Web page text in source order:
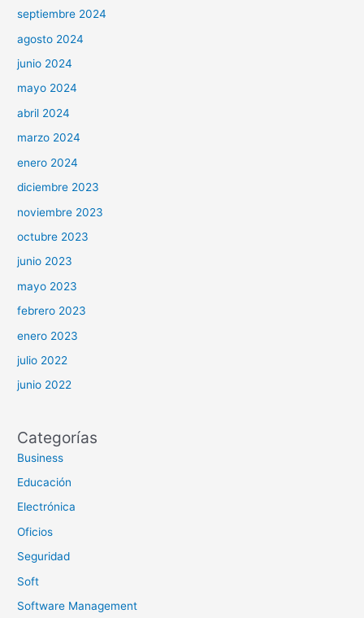
septiembre 2024
agosto 2024
junio 2024
mayo 2024
abril 2024
marzo 2024
enero 2024
diciembre 2023
noviembre 2023
octubre 2023
junio 2023
mayo 2023
febrero 2023
enero 2023
julio 2022
junio 2022
Categorías
Business
Educación
Electrónica
Oficios
Seguridad
Soft
Software Management